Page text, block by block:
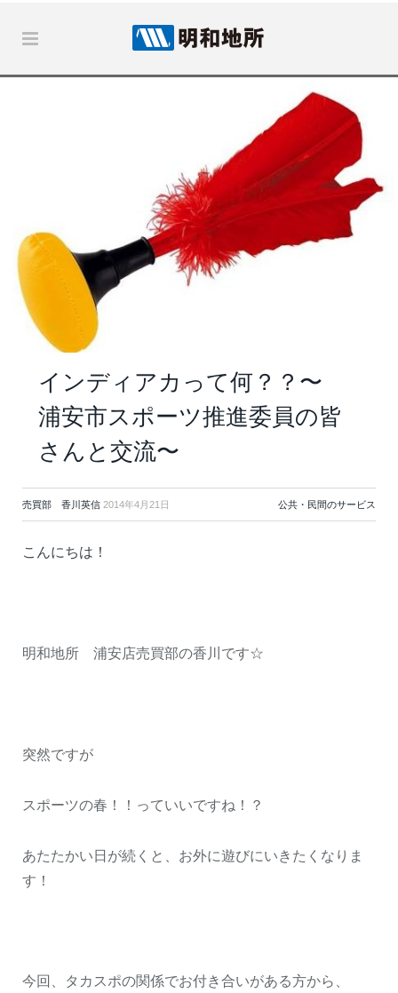
インディアカって何？？〜
浦安市スポーツ推進委員の皆
さんと交流〜
売買部 香川英信 2014年4月21日 公共・民間のサービス
こんにちは！
明和地所 浦安店売買部の香川です☆
突然ですが
スポーツの春！！っていいですね！？
あたたかい日が続くと、お外に遊びにいきたくなりま
す！
今回、タカスポの関係でお付き合いがある方から、